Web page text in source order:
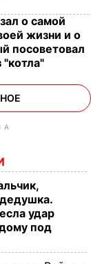
о самой
жизни и о
посоветовал
"котла"
удар
под